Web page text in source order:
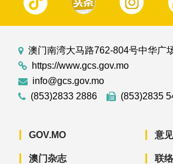
澳门南湾大马路762-804号中华广
https://www.gcs.gov.mo
info@gcs.gov.mo
(853)2833 2886
(853)2835
GOV.MO
澳门杂志
意
联